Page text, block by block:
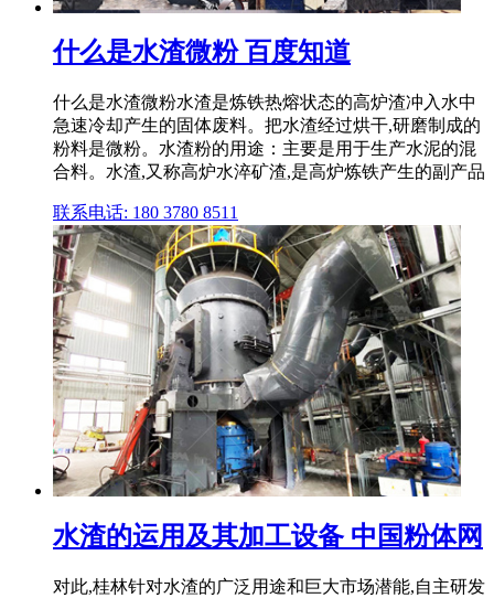
什么是水渣微粉 百度知道
什么是水渣微粉水渣是炼铁热熔状态的高炉渣冲入水中
急速冷却产生的固体废料。把水渣经过烘干,研磨制成的
粉料是微粉。水渣粉的用途：主要是用于生产水泥的混
合料。水渣,又称高炉水淬矿渣,是高炉炼铁产生的副产品
联系电话: 180 3780 8511
水渣的运用及其加工设备 中国粉体网
对此,桂林针对水渣的广泛用途和巨大市场潜能,自主研发